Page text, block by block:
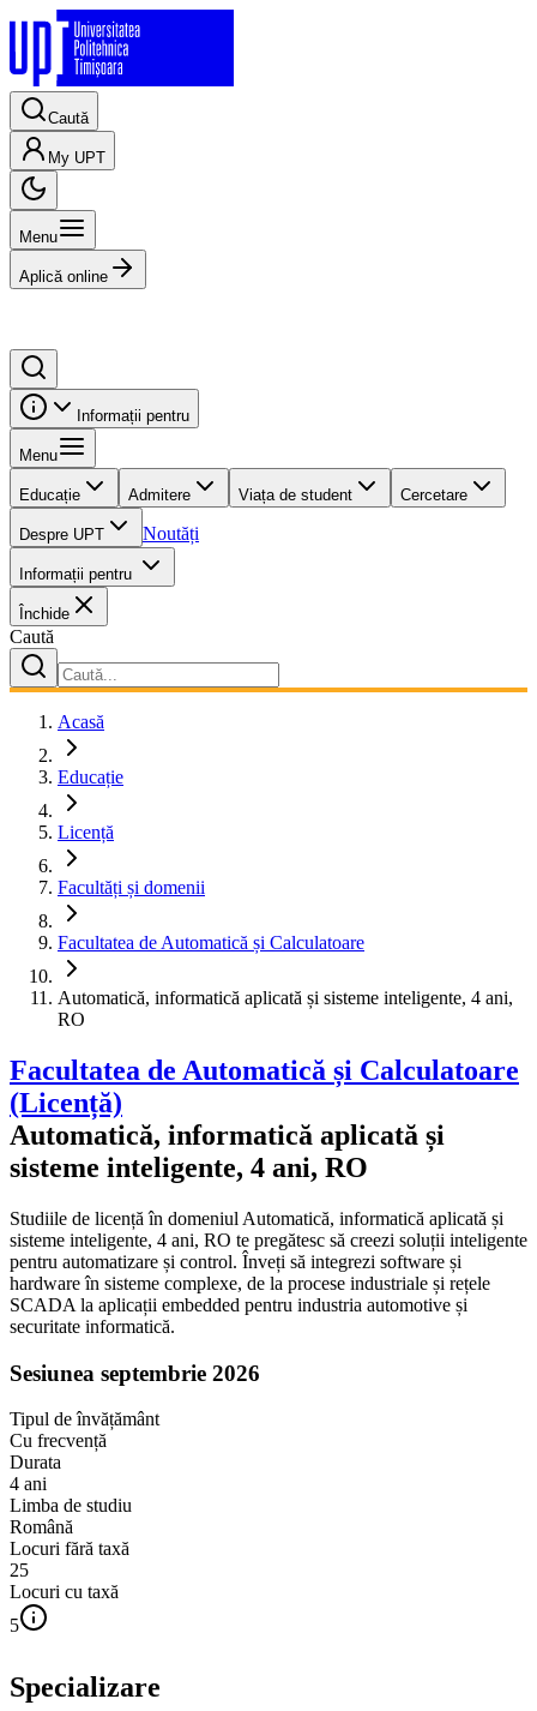
Caută
My UPT
Menu
Aplică online
Informații pentru
Menu
Educație Admitere Viața de student Cercetare
Despre UPT Noutăți
Informații pentru
Închide
Caută
Acasă
Educație
Licență
Facultăți și domenii
Facultatea de Automatică și Calculatoare
Automatică, informatică aplicată și sisteme inteligente, 4 ani,
RO
Facultatea de Automatică și Calculatoare
(Licență)
Automatică, informatică aplicată și
sisteme inteligente, 4 ani, RO
Studiile de licență în domeniul Automatică, informatică aplicată și
sisteme inteligente, 4 ani, RO te pregătesc să creezi soluții inteligente
pentru automatizare și control. Înveți să integrezi software și
hardware în sisteme complexe, de la procese industriale și rețele
SCADA la aplicații embedded pentru industria automotive și
securitate informatică.
Sesiunea septembrie 2026
Tipul de învățământ
Cu frecvență
Durata
4 ani
Limba de studiu
Română
Locuri fără taxă
25
Locuri cu taxă
5
Specializare